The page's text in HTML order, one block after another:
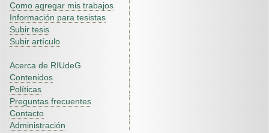
Como agregar mis trabajos
Información para tesistas
Subir tesis
Subir artículo
Acerca de RIUdeG
Contenidos
Políticas
Preguntas frecuentes
Contacto
Administración